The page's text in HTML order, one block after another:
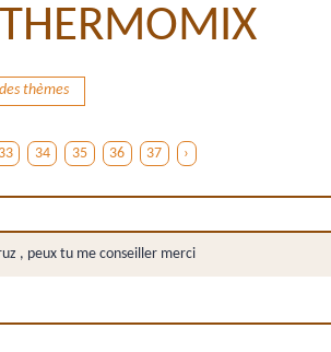
thèmes
33 34 35 36 37 ›
, peux tu me conseiller merci